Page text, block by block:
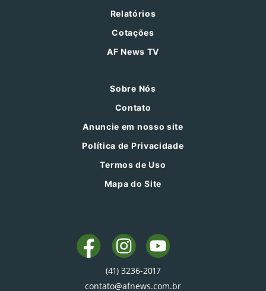
Relatórios
Cotações
AF News TV
Sobre Nós
Contato
Anuncie em nosso site
Política de Privacidade
Termos de Uso
Mapa do Site
(41) 3236-2017
contato@afnews.com.br